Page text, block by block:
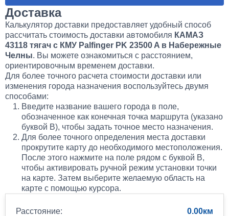
Доставка
Калькулятор доставки предоставляет удобный способ
рассчитать стоимость доставки автомобиля КАМАЗ
43118 тягач с КМУ Palfinger PK 23500 A в Набережные
Челны. Вы можете ознакомиться с расстоянием,
ориентировочным временем доставки.
Для более точного расчета стоимости доставки или
изменения города назначения воспользуйтесь двумя
способами:
Введите название вашего города в поле,
обозначенное как конечная точка маршрута (указано
буквой B), чтобы задать точное место назначения.
Для более точного определения места доставки
прокрутите карту до необходимого местоположения.
После этого нажмите на поле рядом с буквой B,
чтобы активировать ручной режим установки точки
на карте. Затем выберите желаемую область на
карте с помощью курсора.
Расстояние:
0.00